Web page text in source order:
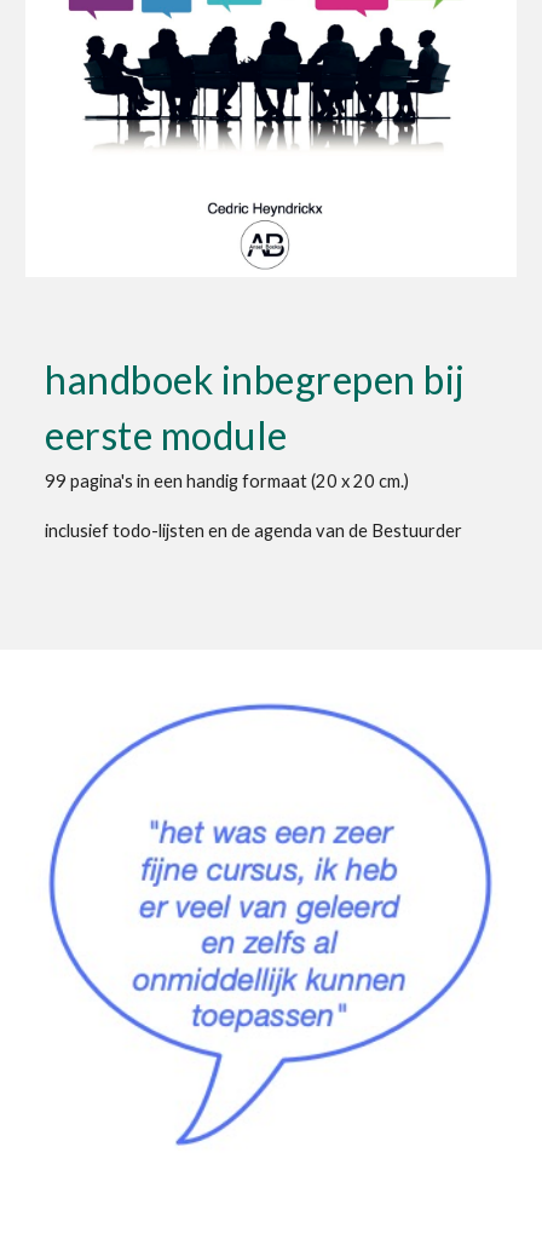
handboek inbegrepen bij
eerste module
99 pagina's in een handig formaat (20 x 20 cm.)
inclusief todo-lijsten en de agenda van de Bestuurder